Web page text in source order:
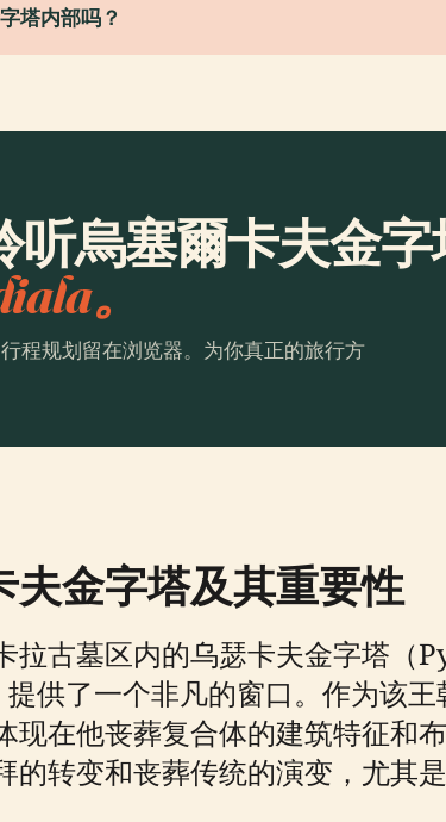
塔内部吗？
听烏塞爾卡夫金字
。
程规划留在浏览器。为你真正的旅行方
夫金字塔及其重要性
拉古墓区内的乌瑟卡夫金字塔
供了一个非凡的窗口。作为该
现在他丧葬复合体的建筑特征和
的转变和丧葬传统的演变，尤其